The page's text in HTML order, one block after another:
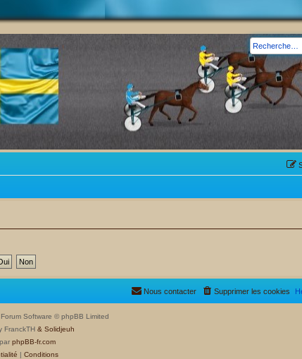
Supprimer les cookies
Nous contacter
Software © phpBB Limited
FranckTH & Solidjeuh
phpBB-fr.com
| Conditions